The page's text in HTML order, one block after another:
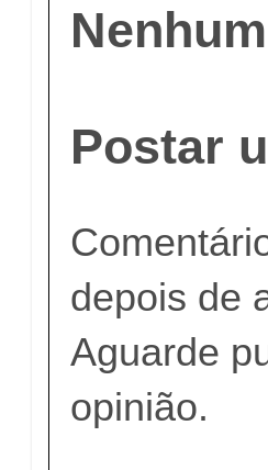
Postar
depois de
Aguarde
opinião.